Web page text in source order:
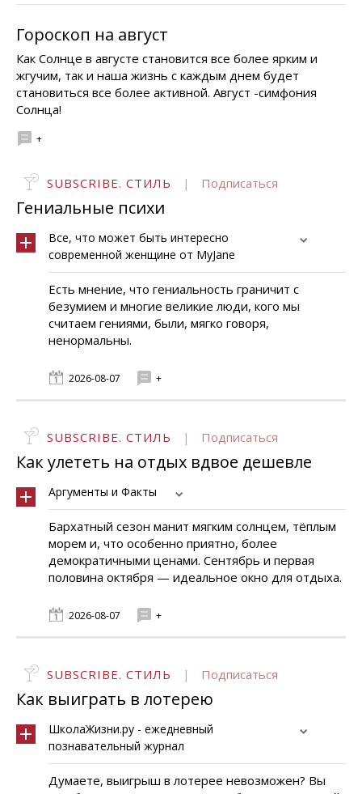
Гороскоп на август
Как Солнце в августе становится все более ярким и
жгучим, так и наша жизнь с каждым днем будет
становиться все более активной. Август -симфония
Солнца!
+
SUBSCRIBE. СТИЛЬ | Подписаться
Гениальные психи
Все, что может быть интересно
современной женщине от MyJane
Есть мнение, что гениальность граничит с
безумием и многие великие люди, кого мы
считаем гениями, были, мягко говоря,
ненормальны.
2026-08-07 +
SUBSCRIBE. СТИЛЬ | Подписаться
Как улететь на отдых вдвое дешевле
Аргументы и Факты
Бархатный сезон манит мягким солнцем, тёплым
морем и, что особенно приятно, более
демократичными ценами. Сентябрь и первая
половина октября — идеальное окно для отдыха.
2026-08-07 +
SUBSCRIBE. СТИЛЬ | Подписаться
Как выиграть в лотерею
ШколаЖизни.ру - ежедневный
познавательный журнал
Думаете, выигрыш в лотерее невозможен? Вы